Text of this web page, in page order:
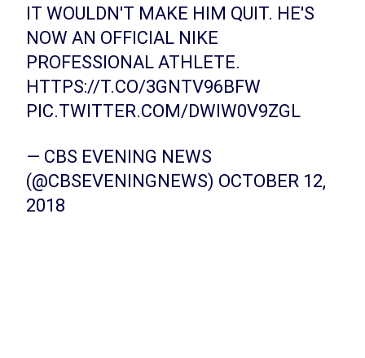
IT WOULDN'T MAKE HIM QUIT. HE'S
NOW AN OFFICIAL NIKE
PROFESSIONAL ATHLETE.
HTTPS://T.CO/3GNTV96BFW
PIC.TWITTER.COM/DWIW0V9ZGL
— CBS EVENING NEWS
(@CBSEVENINGNEWS) OCTOBER 12,
2018